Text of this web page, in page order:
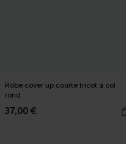
Robe cover up courte tricot à col
rond
37,00 €